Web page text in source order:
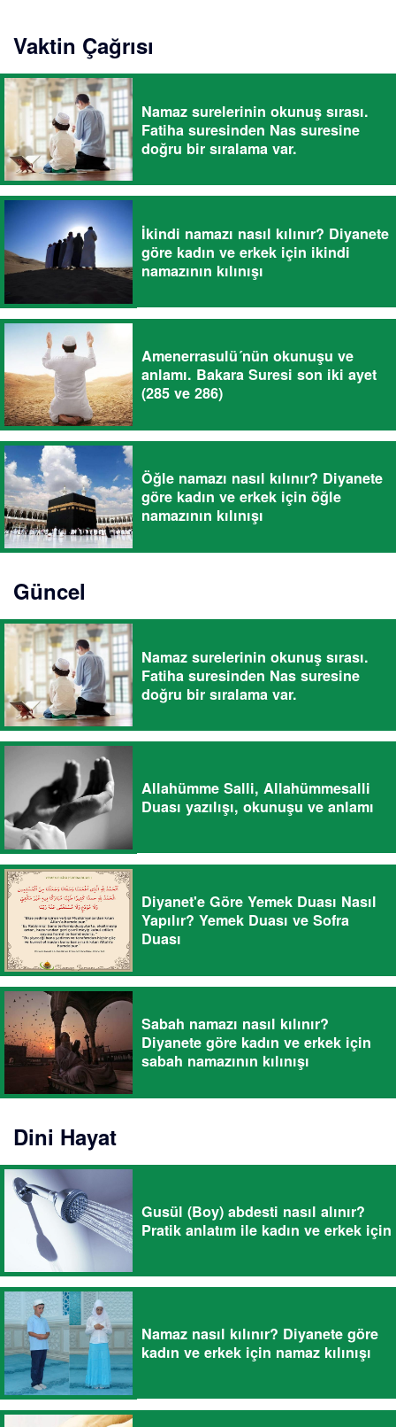
Vaktin Çağrısı
Namaz surelerinin okunuş sırası.
Fatiha suresinden Nas suresine
doğru bir sıralama var.
İkindi namazı nasıl kılınır? Diyanete
göre kadın ve erkek için ikindi
namazının kılınışı
Amenerrasulü´nün okunuşu ve
anlamı. Bakara Suresi son iki ayet
(285 ve 286)
Öğle namazı nasıl kılınır? Diyanete
göre kadın ve erkek için öğle
namazının kılınışı
Güncel
Namaz surelerinin okunuş sırası.
Fatiha suresinden Nas suresine
doğru bir sıralama var.
Allahümme Salli, Allahümmesalli
Duası yazılışı, okunuşu ve anlamı
Diyanet'e Göre Yemek Duası Nasıl
Yapılır? Yemek Duası ve Sofra
Duası
Sabah namazı nasıl kılınır?
Diyanete göre kadın ve erkek için
sabah namazının kılınışı
Dini Hayat
Gusül (Boy) abdesti nasıl alınır?
Pratik anlatım ile kadın ve erkek için
Namaz nasıl kılınır? Diyanete göre
kadın ve erkek için namaz kılınışı